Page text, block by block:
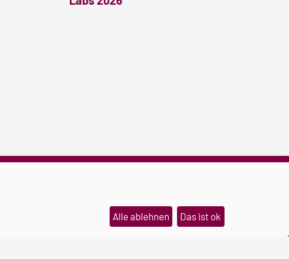
Alle ablehnen Das ist ok